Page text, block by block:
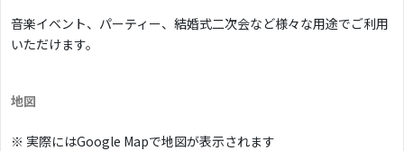
音楽イベント、パーティー、結婚式二次会など様々な用途でご利用
いただけます。
地図
※ 実際にはGoogle Mapで地図が表示されます